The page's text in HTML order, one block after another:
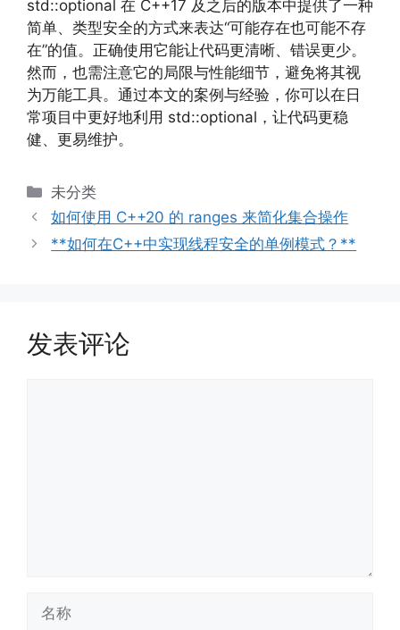
std::optional 在 C++17 及之后的版本中提供了一种
简单、类型安全的方式来表达“可能存在也可能不存
在”的值。正确使用它能让代码更清晰、错误更少。
然而，也需注意它的局限与性能细节，避免将其视
为万能工具。通过本文的案例与经验，你可以在日
常项目中更好地利用 std::optional，让代码更稳
健、更易维护。
分
类
未分类
如何使用 C++20 的 ranges 来简化集合操作
**如何在C++中实现线程安全的单例模式？**
发表评论